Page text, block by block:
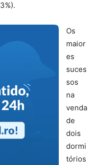
Os
maior
es
suces
sos
na
venda
de
dois
dormi
tórios